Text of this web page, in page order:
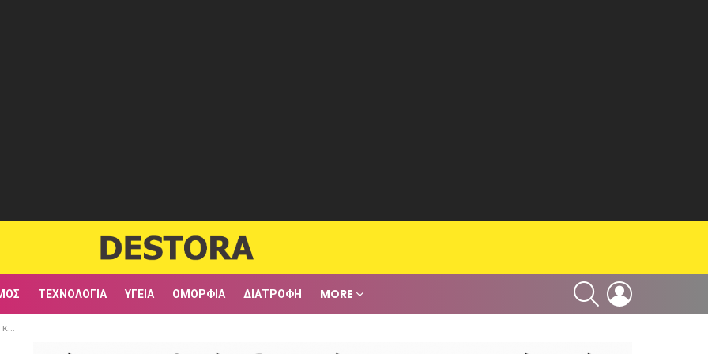
ΤΕΧΝΟΛΟΓΊΑ ΥΓΕΊΑ ΟΜΟΡΦΙΆ ΔΙΑΤΡΟΦΉ MORE
SEARCH